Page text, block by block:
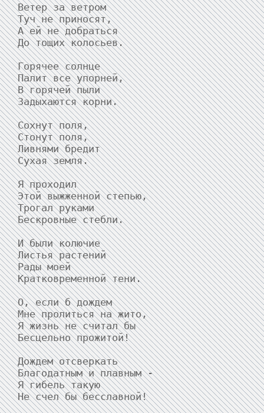
Ветер за ветром
Туч не приносят,
А ей не добраться
До тощих колосьев.
Горячее солнце
Палит все упорней,
В горячей пыли
Задыхаются корни.
Сохнут поля,
Стонут поля,
Ливнями бредит
Сухая земля.
Я проходил
Этой выжженной степью,
Трогал руками
Бескровные стебли.
И были колючие
Листья растений
Рады моей
Кратковременной тени.
О, если б дождем
Мне пролиться на жито,
Я жизнь не считал бы
Бесцельно прожитой!
Дождем отсверкать
Благодатным и плавным -
Я гибель такую
Не счел бы бесславной!